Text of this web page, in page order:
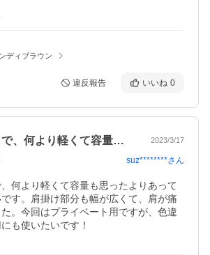
ディブラウン
違反報告 いいね 0
色味も写真通りで、何より軽くて容量も思… 2023/3/17
suz********さん
何より軽くて容量も思ったよりあって
す。肩掛け部分も幅が広くて、肩が痛
。今回はプライベート用ですが、色違
も使いたいです！